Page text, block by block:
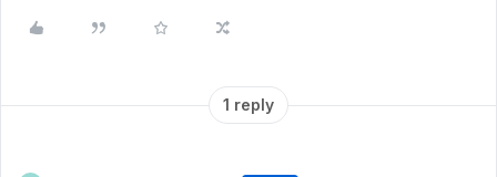
1 reply